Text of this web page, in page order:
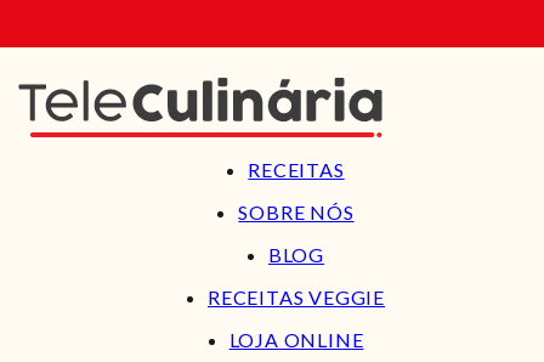
RECEITAS
SOBRE NÓS
BLOG
RECEITAS VEGGIE
LOJA ONLINE